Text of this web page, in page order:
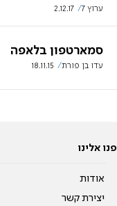
ערוץ 7 2.12.17
סמארטפון בלאפה
עדו בן פורת 18.11.15
פנו אלינו
אודות
יצירת קשר